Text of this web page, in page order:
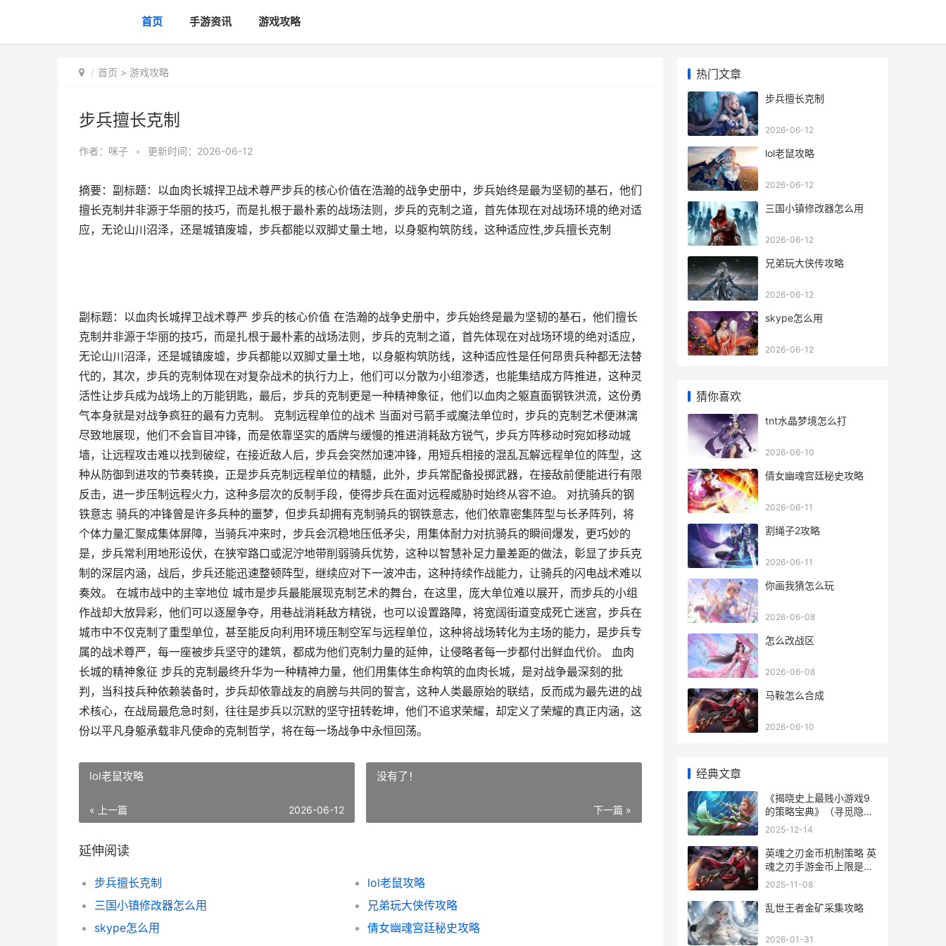
首页 手游资讯 游戏攻略
首页 > 游戏攻略
步兵擅长克制
作者： 咪子 • 更新时间：2026-06-12
摘要：副标题：以血肉长城捍卫战术尊严步兵的核心价值在浩瀚的战争史册中，步兵始终是最为坚韧的基石，他们
擅长克制并非源于华丽的技巧，而是扎根于最朴素的战场法则，步兵的克制之道，首先体现在对战场环境的绝对适
应，无论山川沼泽，还是城镇废墟，步兵都能以双脚丈量土地，以身躯构筑防线，这种适应性,步兵擅长克制
副标题：以血肉长城捍卫战术尊严 步兵的核心价值 在浩瀚的战争史册中，步兵始终是最为坚韧的基石，他们擅长
克制并非源于华丽的技巧，而是扎根于最朴素的战场法则，步兵的克制之道，首先体现在对战场环境的绝对适应，
无论山川沼泽，还是城镇废墟，步兵都能以双脚丈量土地，以身躯构筑防线，这种适应性是任何昂贵兵种都无法替
代的，其次，步兵的克制体现在对复杂战术的执行力上，他们可以分散为小组渗透，也能集结成方阵推进，这种灵
活性让步兵成为战场上的万能钥匙，最后，步兵的克制更是一种精神象征，他们以血肉之躯直面钢铁洪流，这份勇
气本身就是对战争疯狂的最有力克制。 克制远程单位的战术 当面对弓箭手或魔法单位时，步兵的克制艺术便淋漓
尽致地展现，他们不会盲目冲锋，而是依靠坚实的盾牌与缓慢的推进消耗敌方锐气，步兵方阵移动时宛如移动城
墙，让远程攻击难以找到破绽，在接近敌人后，步兵会突然加速冲锋，用短兵相接的混乱瓦解远程单位的阵型，这
种从防御到进攻的节奏转换，正是步兵克制远程单位的精髓，此外，步兵常配备投掷武器，在接敌前便能进行有限
反击，进一步压制远程火力，这种多层次的反制手段，使得步兵在面对远程威胁时始终从容不迫。 对抗骑兵的钢
铁意志 骑兵的冲锋曾是许多兵种的噩梦，但步兵却拥有克制骑兵的钢铁意志，他们依靠密集阵型与长矛阵列，将
个体力量汇聚成集体屏障，当骑兵冲来时，步兵会沉稳地压低矛尖，用集体耐力对抗骑兵的瞬间爆发，更巧妙的
是，步兵常利用地形设伏，在狭窄路口或泥泞地带削弱骑兵优势，这种以智慧补足力量差距的做法，彰显了步兵克
制的深层内涵，战后，步兵还能迅速整顿阵型，继续应对下一波冲击，这种持续作战能力，让骑兵的闪电战术难以
奏效。 在城市战中的主宰地位 城市是步兵最能展现克制艺术的舞台，在这里，庞大单位难以展开，而步兵的小组
作战却大放异彩，他们可以逐屋争夺，用巷战消耗敌方精锐，也可以设置路障，将宽阔街道变成死亡迷宫，步兵在
城市中不仅克制了重型单位，甚至能反向利用环境压制空军与远程单位，这种将战场转化为主场的能力，是步兵专
属的战术尊严，每一座被步兵坚守的建筑，都成为他们克制力量的延伸，让侵略者每一步都付出鲜血代价。 血肉
长城的精神象征 步兵的克制最终升华为一种精神力量，他们用集体生命构筑的血肉长城，是对战争最深刻的批
判，当科技兵种依赖装备时，步兵却依靠战友的肩膀与共同的誓言，这种人类最原始的联结，反而成为最先进的战
术核心，在战局最危急时刻，往往是步兵以沉默的坚守扭转乾坤，他们不追求荣耀，却定义了荣耀的真正内涵，这
份以平凡身躯承载非凡使命的克制哲学，将在每一场战争中永恒回荡。
lol老鼠攻略
« 上一篇 2026-06-12
没有了！
下一篇 »
延伸阅读
步兵擅长克制
lol老鼠攻略
三国小镇修改器怎么用
兄弟玩大侠传攻略
skype怎么用
倩女幽魂宫廷秘史攻略
热门文章
步兵擅长克制
2026-06-12
lol老鼠攻略
2026-06-12
三国小镇修改器怎么用
2026-06-12
兄弟玩大侠传攻略
2026-06-12
skype怎么用
2026-06-12
猜你喜欢
tnt水晶梦境怎么打
2026-06-10
倩女幽魂宫廷秘史攻略
2026-06-11
割绳子2攻略
2026-06-11
你画我猜怎么玩
2026-06-08
怎么改战区
2026-06-08
马鞍怎么合成
2026-06-10
经典文章
《揭晓史上最贱小游戏9
的策略宝典》（寻觅隐藏
关卡 史上十大贱名
2025-12-14
英魂之刃金币机制策略 英
魂之刃手游金币上限是多
少
2025-11-08
乱世王者金矿采集攻略
2026-01-31